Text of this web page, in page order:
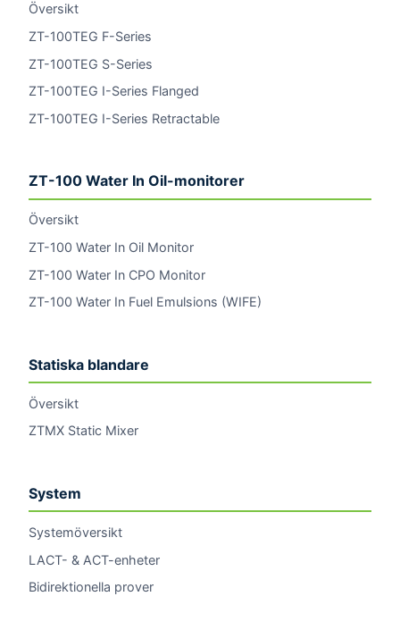
Översikt
ZT-100TEG F-Series
ZT-100TEG S-Series
ZT-100TEG I-Series Flanged
ZT-100TEG I-Series Retractable
ZT-100 Water In Oil-monitorer
Översikt
ZT-100 Water In Oil Monitor
ZT-100 Water In CPO Monitor
ZT-100 Water In Fuel Emulsions (WIFE)
Statiska blandare
Översikt
ZTMX Static Mixer
System
Systemöversikt
LACT- & ACT-enheter
Bidirektionella prover